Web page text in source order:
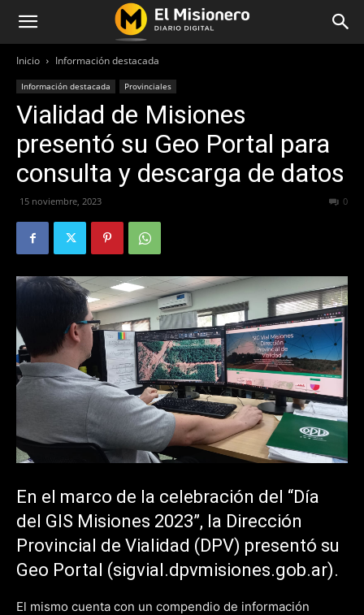
Inicio Información destacada
Información destacada Provinciales
Vialidad de Misiones
presentó su Geo Portal para
consulta y descarga de datos
15 noviembre, 2023 0
En el marco de la celebración del “Día
del GIS Misiones 2023”, la Dirección
Provincial de Vialidad (DPV) presentó su
Geo Portal (sigvial.dpvmisiones.gob.ar).
El mismo cuenta con un compendio de información